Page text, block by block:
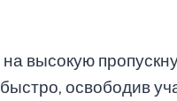
освободив